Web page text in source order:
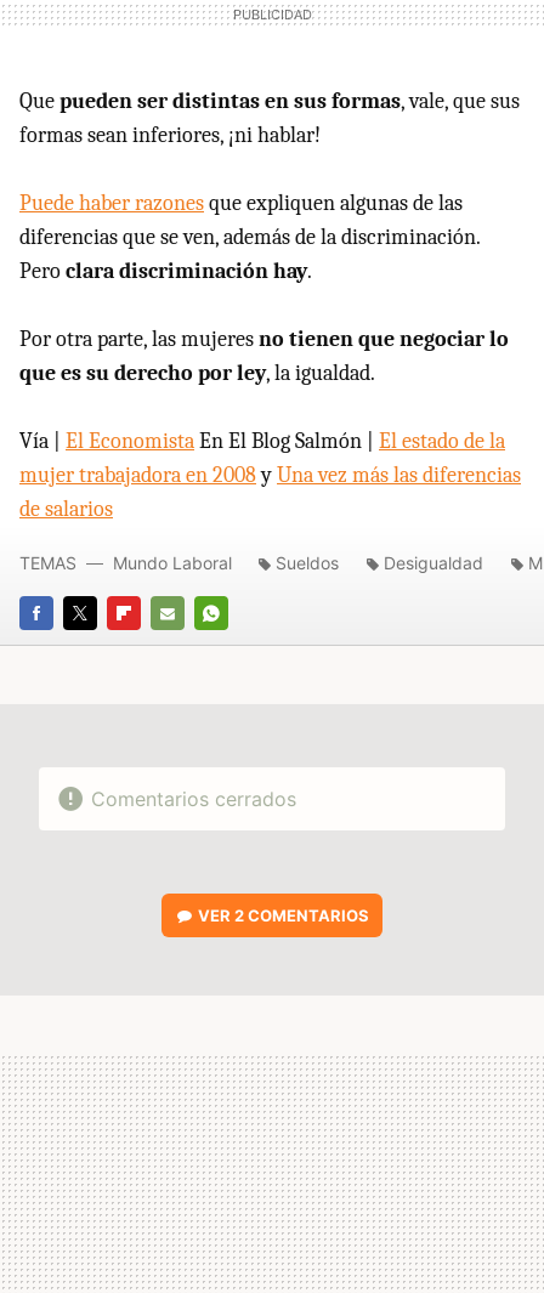
Quepueden ser distintas en sus formas, vale, que sus
formas sean inferiores, ¡ni hablar!
Puede haber razonesque expliquen algunas de las
diferencias que se ven, además de la discriminación.
Peroclara discriminación hay.
Por otra parte, las mujeresno tienen que negociar lo
que es su derecho por ley, la igualdad.
Vía | El EconomistaEn El Blog Salmón | El estado de la
mujer trabajadora en 2008yUna vez más las diferencias
de salarios
FACEBOOK
TWITTERFLIPBOARD
E-
WHATSAPP
TEMAS Mundo Laboral Sueldos Desigualdad
Comentarios cerrados
VER2 COMENTARIOS